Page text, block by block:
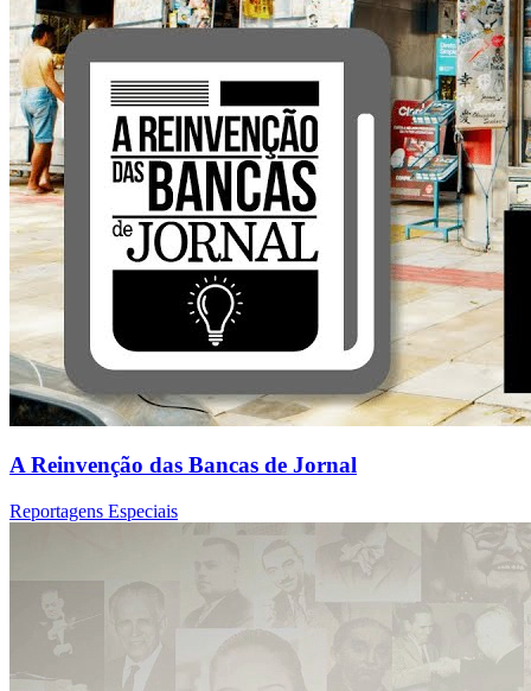
A Reinvenção das Bancas de Jornal
Reportagens Especiais